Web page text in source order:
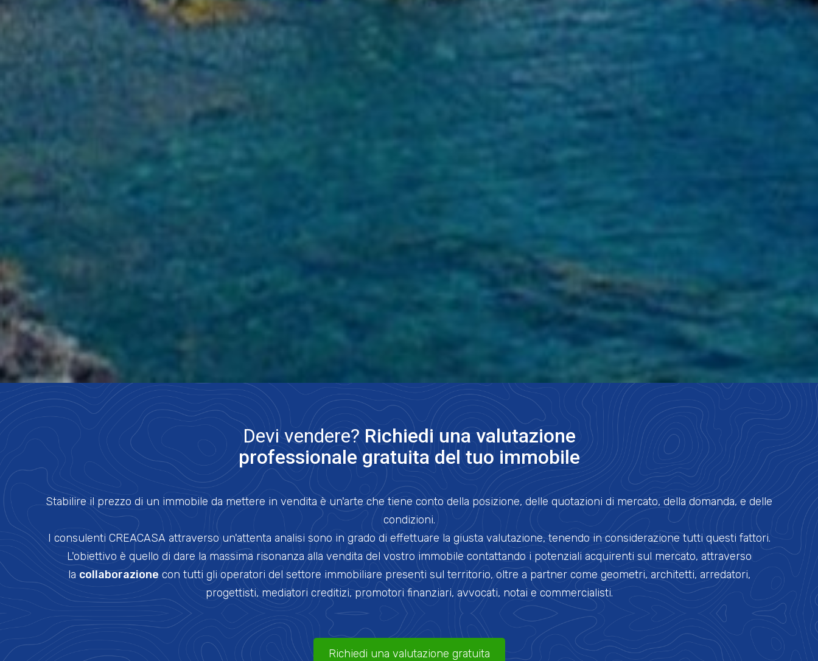
Devi vendere? Richiedi una valutazione
professionale gratuita del tuo immobile
Stabilire il prezzo di un immobile da mettere in vendita è un'arte che tiene conto della posizione, delle quotazioni di mercato, della domanda, e delle
condizioni.
I consulenti CREACASA attraverso un'attenta analisi sono in grado di effettuare la giusta valutazione, tenendo in considerazione tutti questi fattori.
L'obiettivo è quello di dare la massima risonanza alla vendita del vostro immobile contattando i potenziali acquirenti sul mercato, attraverso
la collaborazione con tutti gli operatori del settore immobiliare presenti sul territorio, oltre a partner come geometri, architetti, arredatori,
progettisti, mediatori creditizi, promotori finanziari, avvocati, notai e commercialisti.
Richiedi una valutazione gratuita